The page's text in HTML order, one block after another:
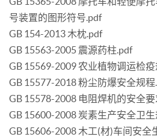
号装置的图形符号.pdf
GB 154-2013 木枕.pdf
GB 15563-2005 震源药柱.pdf
GB 15569-2009 农业植物调运检
GB 15577-2018 粉尘防爆安全规程
GB 15578-2008 电阻焊机的安全
GB 15600-2008 炭素生产安全卫
GB 15606-2008 木工(材)车间安全